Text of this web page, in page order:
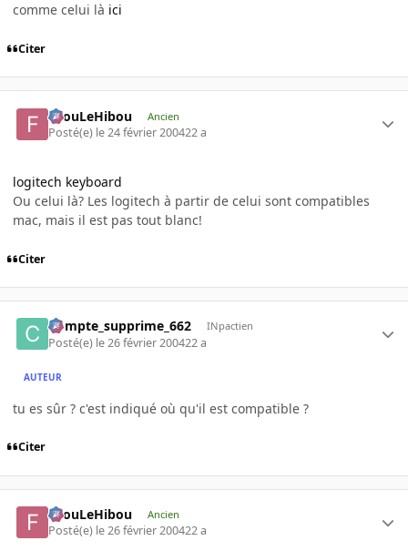
comme celui là ici
Citer
FilouLeHibou Ancien
Posté(e) le 24 février 200422 a
logitech keyboard
Ou celui là? Les logitech à partir de celui sont compatibles
mac, mais il est pas tout blanc!
Citer
Compte_supprime_662 INpactien
Posté(e) le 26 février 200422 a
AUTEUR
tu es sûr ? c'est indiqué où qu'il est compatible ?
Citer
FilouLeHibou Ancien
Posté(e) le 26 février 200422 a